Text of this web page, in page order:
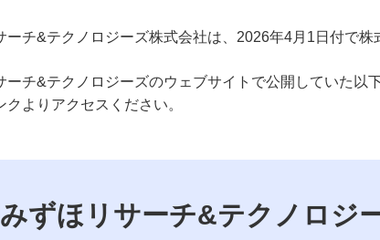
ーチ&テクノロジーズ株式会社は、2026年4月1日付で株
ーチ&テクノロジーズのウェブサイトで公開していた以
クよりアクセスください。
みずほリサーチ&テクノロジ